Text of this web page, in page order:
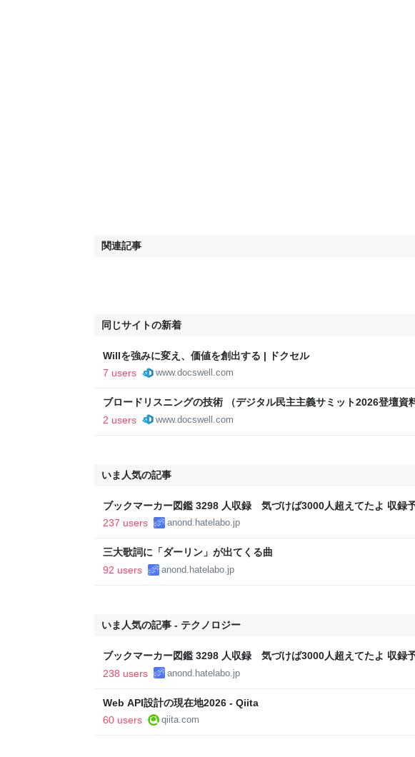
関連記事
同じサイトの新着
Willを強みに変え、価値を創出する | ドクセル
7 users
www.docswell.com
ブロードリスニングの技術 （デジタル民主主義サミット2026登壇資
セル
2 users www.docswell.com
いま人気の記事
ブックマーカー図鑑 3298 人収録 気づけば3000人超えてたよ 収録
237 users
anond.hatelabo.jp
三大歌詞に「ダーリン」が出てくる曲
92 users
anond.hatelabo.jp
いま人気の記事 - テクノロジー
ブックマーカー図鑑 3298 人収録 気づけば3000人超えてたよ 収録
238 users
anond.hatelabo.jp
Web API設計の現在地2026 - Qiita
60 users
qiita.com